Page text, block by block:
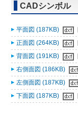
CADシンボル
平面図 (187KB)
正面図 (264KB)
背面図 (191KB)
右側面図 (186KB)
左側面図 (187KB)
下面図 (187KB)